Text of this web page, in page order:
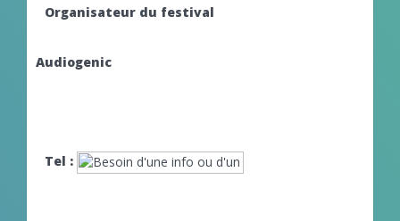
Organisateur du festival
Audiogenic
Tel :